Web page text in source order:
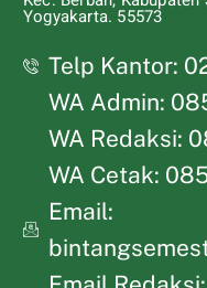
Yogyakarta. 55573
Telp Kantor:
WA Admin:
WA Redaksi:
WA Cetak:
Email: